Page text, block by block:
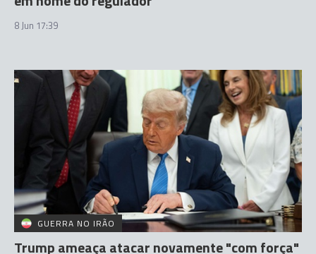
8 Jun 17:39
GUERRA NO IRÃO
Trump ameaça atacar novamente "com força"